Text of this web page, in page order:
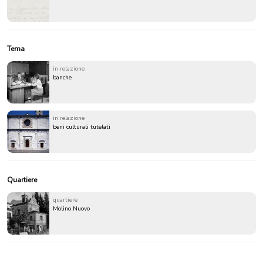
Tema
in relazione
banche
in relazione
beni culturali tutelati
Quartiere
quartiere
Molino Nuovo